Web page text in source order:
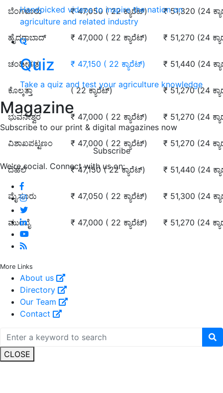
Handpicked videos to inspire the nation on
agriculture and related industry
Quiz
Take a quiz and test your agriculture knowledge
Magazine
Subscribe to our print & digital magazines now
Subscribe
We're social. Connect with us on:
More Links
About us
Directory
Our Team
Contact
CLOSE
ಬೆಂಗಳೂರು ₹ 47,050 ( 22 ಕ್ಯಾರೆಟ್‌) ₹ 51,320 (24
ಹೈದರಾಬಾದ್ ₹ 47,000 ( 22 ಕ್ಯಾರೆಟ್‌) ₹ 51,270 (24
ಚಂಡೀಗಢ ₹ 47,150 ( 22 ಕ್ಯಾರೆಟ್‌) ₹ 51,440 (24
ಕೊಲ್ಕತ್ತಾ ( 22 ಕ್ಯಾರೆಟ್‌) ₹ 51,270 (24
ಭುವನೇಶ್ವರ ₹ 47,000 ( 22 ಕ್ಯಾರೆಟ್‌) ₹ 51,270 (24
ವಿಶಾಖಪಟ್ಟಣಂ ₹ 47,000 ( 22 ಕ್ಯಾರೆಟ್‌) ₹ 51,270 (24
ದೆಹಲಿ ₹ 47,150 ( 22 ಕ್ಯಾರೆಟ್‌) ₹ 51,440 (24
ಮೈಸೂರು ₹ 47,050 ( 22 ಕ್ಯಾರೆಟ್‌) ₹ 51,300 (24
ಮುಂಬೈ ₹ 47,000 ( 22 ಕ್ಯಾರೆಟ್‌) ₹ 51,270 (24